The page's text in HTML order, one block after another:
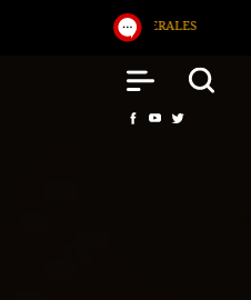
NACIONAL